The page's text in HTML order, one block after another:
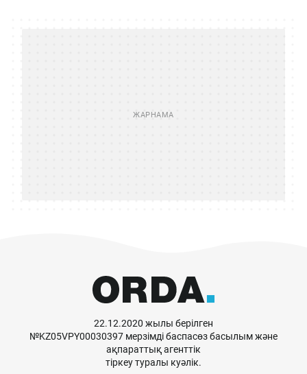
22.12.2020 жылы берілген
№KZ05VPY00030397 мерзімді баспасөз басылым және
ақпараттық агенттік
тіркеу туралы куәлік.